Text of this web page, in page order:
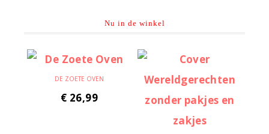
Nu in de winkel
DE ZOETE OVEN
€ 26,99